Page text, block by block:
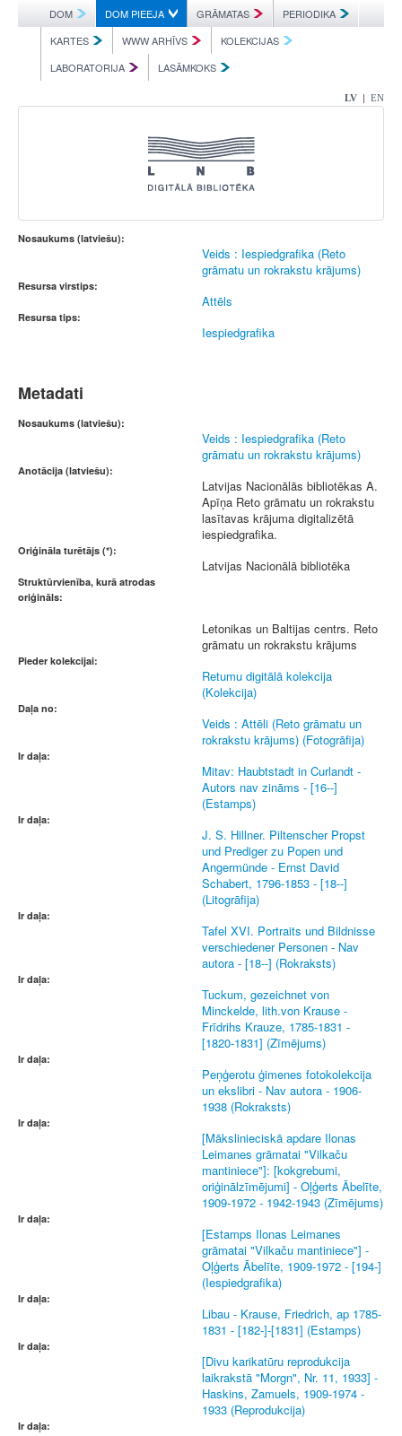
DOM DOM PIEEJA GRĀMATAS
PERIODIKA
KARTES
WWW ARHĪVS
KOLEKCIJAS
LABORATORIJA
LASĀMKOKS
LV | EN
Nosaukums (latviešu):
Veids : Iespiedgrafika (Reto
grāmatu un rokrakstu krājums)
Resursa virstips:
Attēls
Resursa tips:
Iespiedgrafika
Metadati
Nosaukums (latviešu):
Veids : Iespiedgrafika (Reto
grāmatu un rokrakstu krājums)
Anotācija (latviešu):
Latvijas Nacionālās bibliotēkas A.
Apīņa Reto grāmatu un rokrakstu
lasītavas krājuma digitalizētā
iespiedgrafika.
Oriģināla turētājs (*):
Latvijas Nacionālā bibliotēka
Struktūrvienība, kurā atrodas
oriģināls:
Letonikas un Baltijas centrs. Reto
grāmatu un rokrakstu krājums
Pieder kolekcijai:
Retumu digitālā kolekcija
(Kolekcija)
Daļa no:
Veids : Attēli (Reto grāmatu un
rokrakstu krājums) (Fotogrāfija)
Ir daļa:
Mitav: Haubtstadt in Curlandt -
Autors nav zināms - [16--]
(Estamps)
Ir daļa:
J. S. Hillner. Piltenscher Propst
und Prediger zu Popen und
Angermünde - Ernst David
Schabert, 1796-1853 - [18--]
(Litogrāfija)
Ir daļa:
Tafel XVI. Portraits und Bildnisse
verschiedener Personen - Nav
autora - [18--] (Rokraksts)
Ir daļa:
Tuckum, gezeichnet von
Minckelde, lith.von Krause -
Frīdrihs Krauze, 1785-1831 -
[1820-1831] (Zīmējums)
Ir daļa:
Peņģerotu ģimenes fotokolekcija
un ekslibri - Nav autora - 1906-
1938 (Rokraksts)
Ir daļa:
[Mākslinieciskā apdare Ilonas
Leimanes grāmatai "Vilkaču
mantiniece"]: [kokgrebumi,
oriģinālzīmējumi] - Oļģerts Ābelīte,
1909-1972 - 1942-1943 (Zīmējums)
Ir daļa:
[Estamps Ilonas Leimanes
grāmatai "Vilkaču mantiniece"] -
Oļģerts Ābelīte, 1909-1972 - [194-]
(Iespiedgrafika)
Ir daļa:
Libau - Krause, Friedrich, ap 1785-
1831 - [182-]-[1831] (Estamps)
Ir daļa:
[Divu karikatūru reprodukcija
laikrakstā "Morgn", Nr. 11, 1933] -
Haskins, Zamuels, 1909-1974 -
1933 (Reprodukcija)
Ir daļa: